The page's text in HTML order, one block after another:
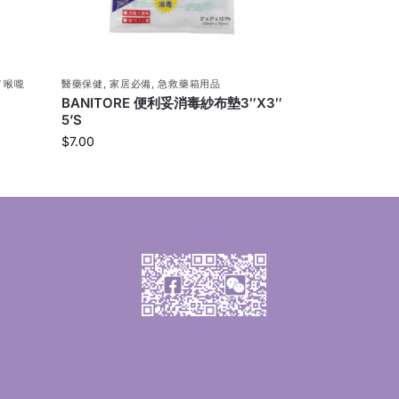
喉嚨 醫藥保健 ,家居必備 ,急救藥箱用品
BANITORE 便利妥消毒紗布墊3″X3″
5’S
$7.00